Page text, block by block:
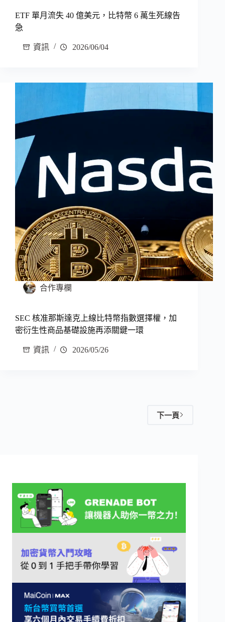
ETF 單月流失 40 億美元，比特幣 6 萬生死線告
急
資訊 2026/06/04
合作專欄
SEC 核准那斯達克上線比特幣指數選擇權，加
密衍生性商品基礎設施再添關鍵一環
資訊 2026/05/26
下一頁